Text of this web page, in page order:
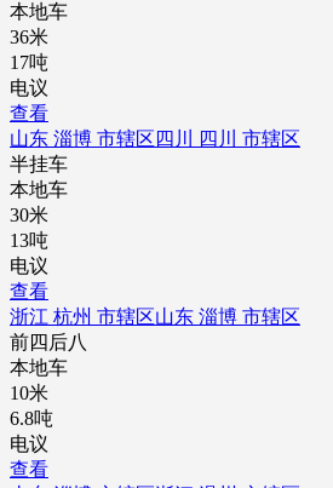
本地车
36米
17吨
电议
查看
山东 淄博 市辖区 四川 四川 市辖区
半挂车
本地车
30米
13吨
电议
查看
浙江 杭州 市辖区山东 淄博 市辖区
前四后八
本地车
10米
6.8吨
电议
查看